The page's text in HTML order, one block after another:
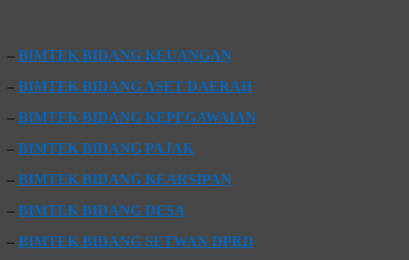
– BIMTEK BIDANG KEUANGAN
– BIMTEK BIDANG ASET DAERAH
– BIMTEK BIDANG KEPEGAWAIAN
– BIMTEK BIDANG PAJAK
– BIMTEK BIDANG KEARSIPAN
– BIMTEK BIDANG DESA
– BIMTEK BIDANG SETWAN DPRD